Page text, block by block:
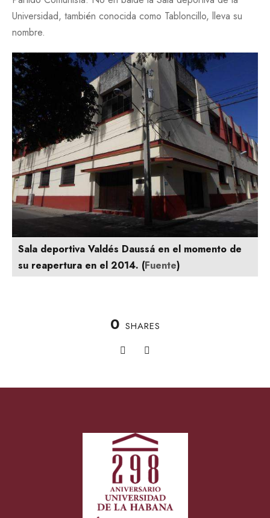
Universidad, también conocida como Tabloncillo, lleva su
nombre.
Sala deportiva Valdés Daussá en el momento de
su reapertura en el 2014. (Fuente)
0 SHARES